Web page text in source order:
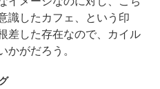
識したカフェ、という印
差した存在なので、カイル
かがだろう。